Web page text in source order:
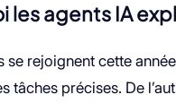
les agents IA
se rejoignent cette
tâches précises. De